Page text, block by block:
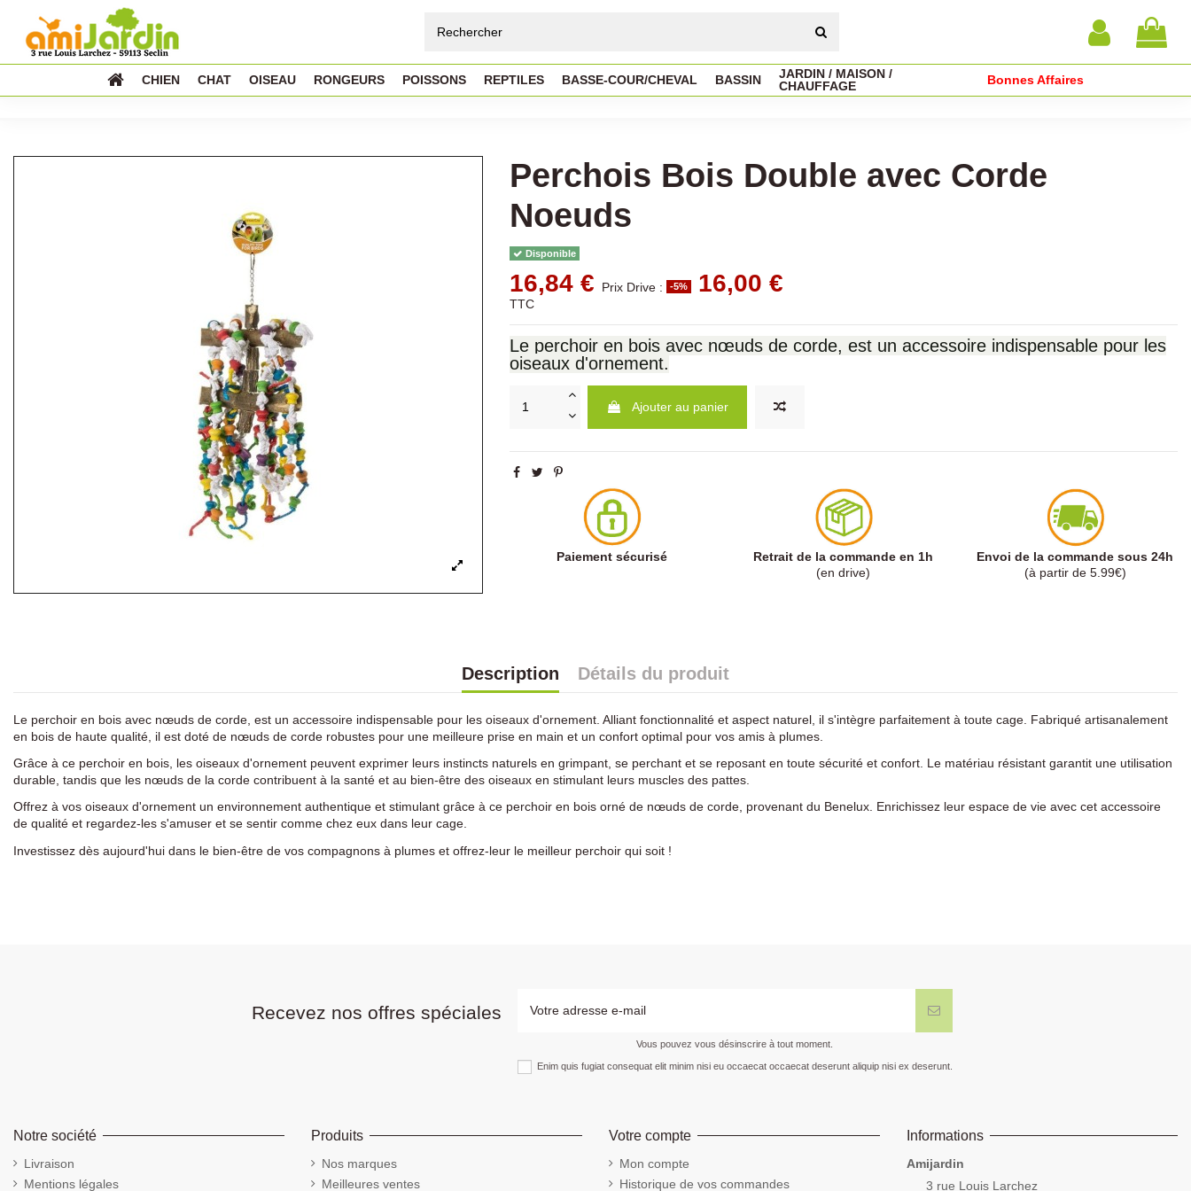
CHIEN CHAT OISEAU RONGEURS POISSONS REPTILES BASSE-COUR/CHEVAL BASSIN
JARDIN / MAISON /
CHAUFFAGE
Bonnes Affaires
Perchois Bois Double avec Corde
Noeuds
Disponible
16,84 € Prix Drive : -5% 16,00 €
TTC
Le perchoir en bois avec nœuds de corde, est un accessoire indispensable pour les
oiseaux d'ornement.
Ajouter au panier
Paiement sécurisé
Retrait de la commande en 1h
(en drive)
Envoi de la commande sous 24h
(à partir de 5.99€)
Description Détails du produit
Le perchoir en bois avec nœuds de corde, est un accessoire indispensable pour les oiseaux d'ornement. Alliant fonctionnalité et aspect naturel, il s'intègre parfaitement à toute cage. Fabriqué artisanalement
en bois de haute qualité, il est doté de nœuds de corde robustes pour une meilleure prise en main et un confort optimal pour vos amis à plumes.
Grâce à ce perchoir en bois, les oiseaux d'ornement peuvent exprimer leurs instincts naturels en grimpant, se perchant et se reposant en toute sécurité et confort. Le matériau résistant garantit une utilisation
durable, tandis que les nœuds de la corde contribuent à la santé et au bien-être des oiseaux en stimulant leurs muscles des pattes.
Offrez à vos oiseaux d'ornement un environnement authentique et stimulant grâce à ce perchoir en bois orné de nœuds de corde, provenant du Benelux. Enrichissez leur espace de vie avec cet accessoire
de qualité et regardez-les s'amuser et se sentir comme chez eux dans leur cage.
Investissez dès aujourd'hui dans le bien-être de vos compagnons à plumes et offrez-leur le meilleur perchoir qui soit !
Recevez nos offres spéciales
Vous pouvez vous désinscrire à tout moment.
Enim quis fugiat consequat elit minim nisi eu occaecat occaecat deserunt aliquip nisi ex deserunt.
Notre société
Livraison
Mentions légales
Produits
Nos marques
Meilleures ventes
Votre compte
Mon compte
Historique de vos commandes
Informations
Amijardin
3 rue Louis Larchez